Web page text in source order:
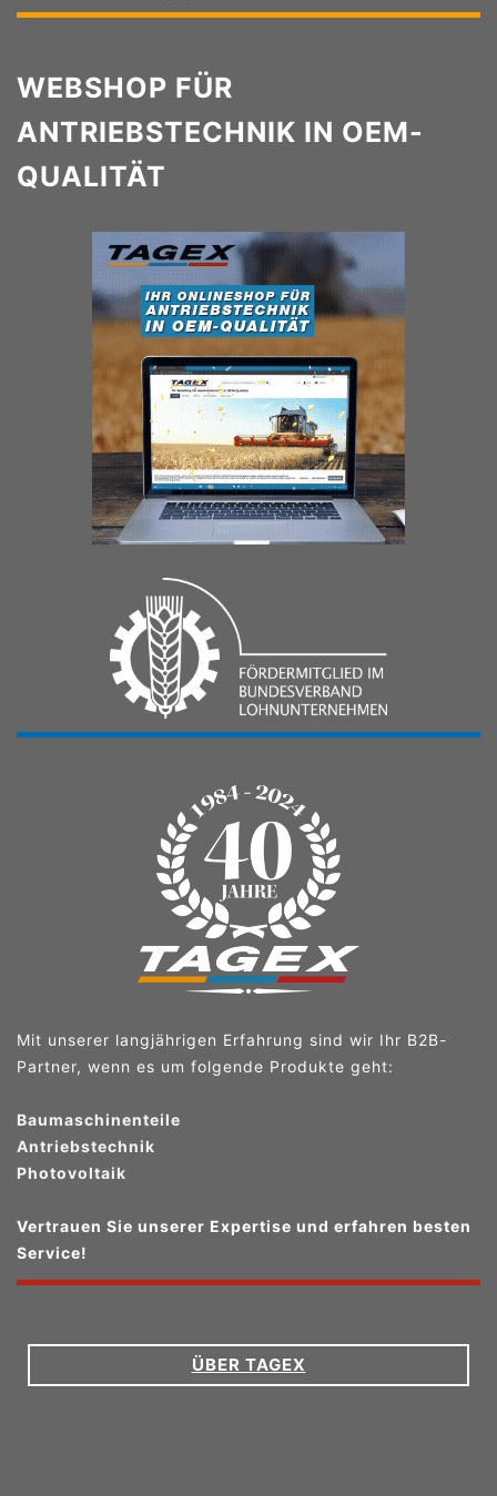
WEBSHOP FÜR
ANTRIEBSTECHNIK IN OEM-
QUALITÄT
Mit unserer langjährigen Erfahrung sind wir Ihr B2B-
Partner, wenn es um folgende Produkte geht:
Baumaschinenteile
Antriebstechnik
Photovoltaik
Vertrauen Sie unserer Expertise und erfahren besten
Service!
ÜBER TAGEX